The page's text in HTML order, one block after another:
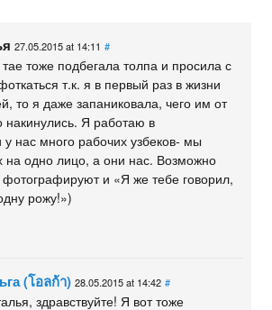
27.05.2015 at 14:11 #
тоже подбегала толпа и просила с
т.к. я в первый раз в жизни
то я даже запаниковала, чего им от
накинулись. Я работаю в
нас много рабочих узбеков- мы
на одно лицо, а они нас. Возможно
и «Я же тебе говорил,
рожу!»)
(โอลก้า) 28.05.2015 at 14:42 #
здравствуйте! Я вот тоже